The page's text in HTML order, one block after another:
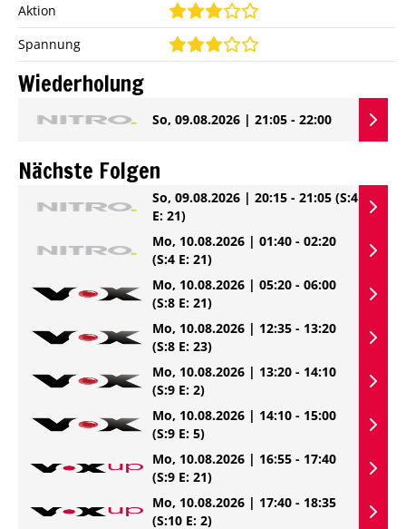
Aktion
Spannung
Wiederholung
So, 09.08.2026 | 21:05 - 22:00
Nächste Folgen
So, 09.08.2026 | 20:15 - 21:05 (S:4
E: 21)
Mo, 10.08.2026 | 01:40 - 02:20
(S:4 E: 21)
Mo, 10.08.2026 | 05:20 - 06:00
(S:8 E: 21)
Mo, 10.08.2026 | 12:35 - 13:20
(S:8 E: 23)
Mo, 10.08.2026 | 13:20 - 14:10
(S:9 E: 2)
Mo, 10.08.2026 | 14:10 - 15:00
(S:9 E: 5)
Mo, 10.08.2026 | 16:55 - 17:40
(S:9 E: 21)
Mo, 10.08.2026 | 17:40 - 18:35
(S:10 E: 2)